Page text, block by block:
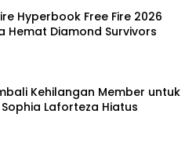
Hyperbook Free Fire 2026
Hemat Diamond Survivors
Kehilangan Member untuk
Laforteza Hiatus